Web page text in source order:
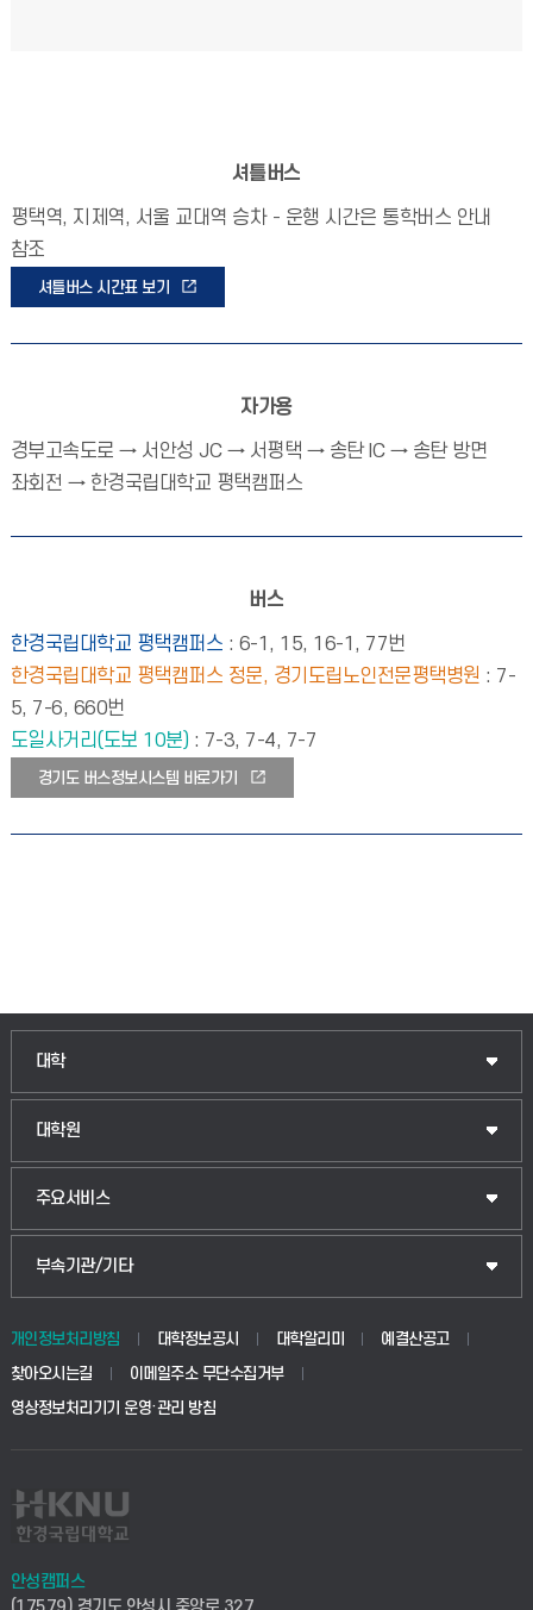
셔틀버스
평택역, 지제역, 서울 교대역 승차 - 운행 시간은 통학버스 안내
참조
셔틀버스 시간표 보기
자가용
경부고속도로 → 서안성 JC → 서평택 → 송탄 IC → 송탄 방면
좌회전 → 한경국립대학교 평택캠퍼스
버스
한경국립대학교 평택캠퍼스 : 6-1, 15, 16-1, 77번
한경국립대학교 평택캠퍼스 정문, 경기도립노인전문평택병원 : 7-
5, 7-6, 660번
도일사거리(도보 10분) : 7-3, 7-4, 7-7
경기도 버스정보시스템 바로가기
대학
인문융합공공인재학부
법경영학부
생명공학부
사회안전시스템공학부
대학원
일반대학원
산업대학원
공공정책대학원
교육대학원
주요서비스
입학안내
웹메일
학사시스템(전문학사 및 전공심화)
사이버캠퍼스(전문학사 및 전공심화)
시설바로처리서비스
부속기관/기타
중앙도서관
학생생활관(안성)
산학협력단
취업지원센터
개인정보처리방침 대학정보공시 대학알리미
예결산공고
찾아오시는길
이메일주소 무단수집거부
영상정보처리기기 운영·관리 방침
안성캠퍼스